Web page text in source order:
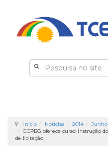
Início Notícias 2014
Junho
ECPBG oferece curso: instrução
de licitação